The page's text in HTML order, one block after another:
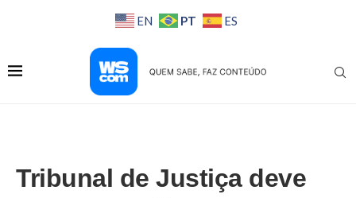
EN PT ES
Tribunal de Justiça deve